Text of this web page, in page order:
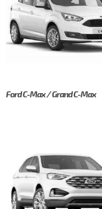
Ford C-Max / Grand C-Max